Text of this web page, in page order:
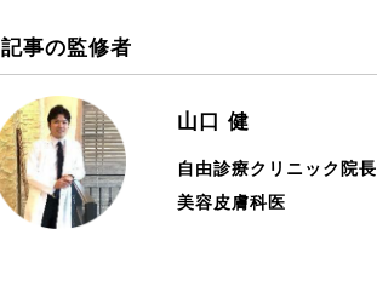
記事の監修者
山口 健
自由診療クリニック院長
美容皮膚科医